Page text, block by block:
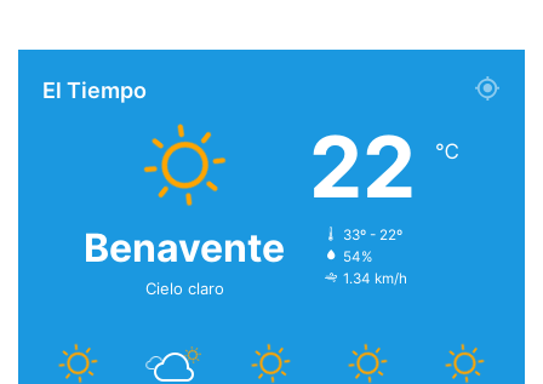
El Tiempo
Benavente
Cielo claro
22 ℃
33º - 22º
54%
1.34 km/h